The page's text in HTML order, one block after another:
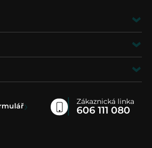
› Zákaznická linka
606 111 080